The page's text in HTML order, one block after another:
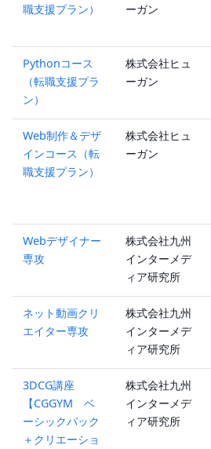
職支援プラン）
ーガン
Pythonコース
（転職支援プラ
ン）
株式会社ヒュ
ーガン
Web制作＆デザ
インコース（転
職支援プラン）
株式会社ヒュ
ーガン
Webデザイナー
専攻
株式会社九州
インターメデ
ィア研究所
ネット動画クリ
エイター専攻
株式会社九州
インターメデ
ィア研究所
3DCG講座
【CGGYM ベ
ーシックパック
＋クリエーショ
株式会社九州
インターメデ
ィア研究所